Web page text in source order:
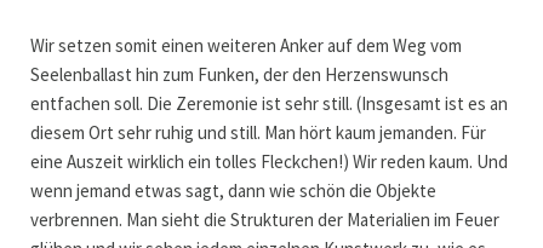
Wir setzen somit einen weiteren Anker auf dem Weg vom
Seelenballast hin zum Funken, der den Herzenswunsch
entfachen soll. Die Zeremonie ist sehr still. (Insgesamt ist es an
diesem Ort sehr ruhig und still. Man hört kaum jemanden. Für
eine Auszeit wirklich ein tolles Fleckchen!) Wir reden kaum. Und
wenn jemand etwas sagt, dann wie schön die Objekte
verbrennen. Man sieht die Strukturen der Materialien im Feuer